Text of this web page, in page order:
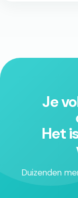
Je
Het
Duizenden